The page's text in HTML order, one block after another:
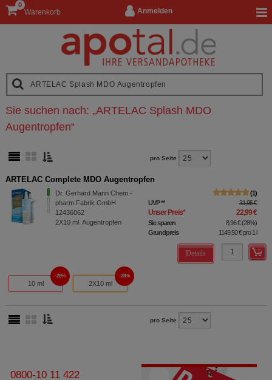
Anmelden
Warenkorb
0
Sie suchen nach: „ARTELAC Splash MDO
Augentropfen“
pro Seite
ARTELAC Complete MDO Augentropfen
Dr. Gerhard Mann Chem.-
pharm.Fabrik GmbH
12436062
2X10 ml Augentropfen
1
UVP** 31,95 €
Unser Preis* 22,99 €
Sie sparen 8,96 €(28%)
Grundpreis
1149,50 €pro 1 l
Details
10 ml
25%
2X10 ml
28%
pro Seite
0800-10 11 422